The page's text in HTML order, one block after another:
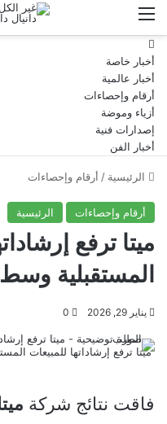
أخبار خاصة
أخبار عالمية
أرقام وإحصاءات
أزياء وموضة
إصدارات فنية
أخبار الفن
الرئيسية / أرقام وإحصاءات
أرقام وإحصاءات الرئيسية
ميتا ترفع
المستقبلية
يناير 29, 2026 0
ميتا ترفع إرشاداتها للمبيعات
فاقت نتائج شركة